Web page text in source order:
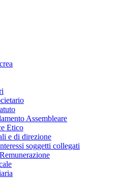
Assembleare
Etico
e di direzione
soggetti collegati